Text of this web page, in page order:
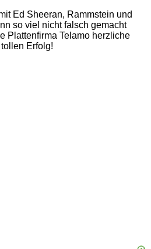
Ed Sheeran, Rammstein und
so viel nicht falsch gemacht
Plattenfirma Telamo herzliche
Erfolg!